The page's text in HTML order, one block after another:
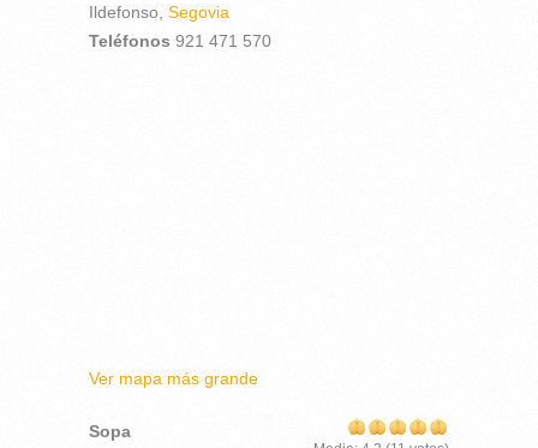
Ildefonso, Segovia
Teléfonos 921 471 570
Ver mapa más grande
Sopa